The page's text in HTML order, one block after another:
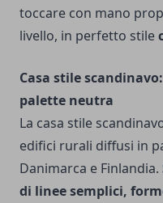
toccare con mano
livello, in perfetto stile
Casa stile
palette neutra
La casa stile
edifici rurali diffusi in
Danimarca e Finlandia.
di linee semplici,